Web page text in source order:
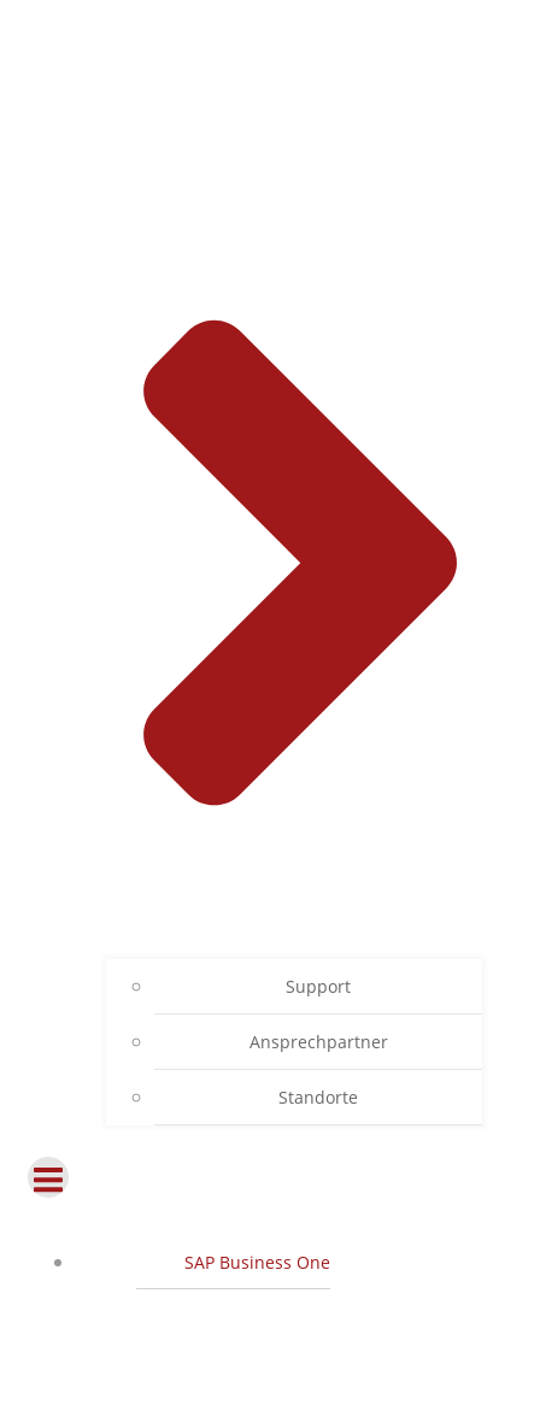
Support
Ansprechpartner
Standorte
SAP Business One